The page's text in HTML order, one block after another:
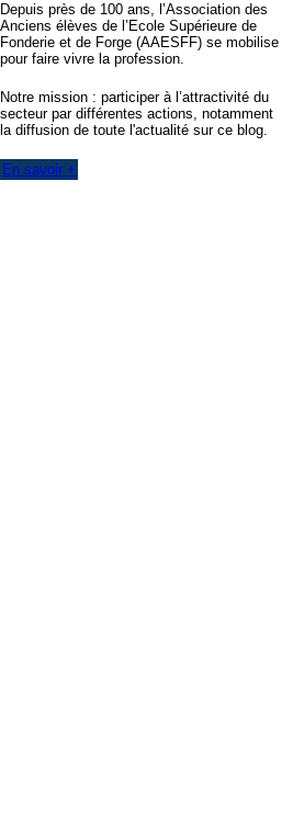
Depuis près de 100 ans, l’Association des
Anciens élèves de l’Ecole Supérieure de
Fonderie et de Forge (AAESFF) se mobilise
pour faire vivre la profession.
Notre mission : participer à l’attractivité du
secteur par différentes actions, notamment
la diffusion de toute l'actualité sur ce blog.
En savoir +